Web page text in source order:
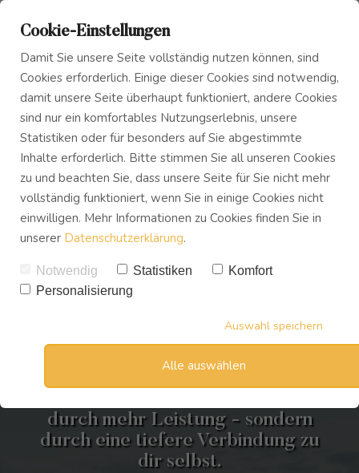
Das Innere Kind
Innerer Frieden
Blog
Podcast
Buch
Download
Finde zurück zu dir selbst.
durch mehr Leistung - sondern
durch eine tiefere Verbindung zu
dir selbst.
Cookie-Einstellungen
Damit Sie unsere Seite vollständig nutzen können, sind
Cookies erforderlich. Einige dieser Cookies sind notwendig,
damit unsere Seite überhaupt funktioniert, andere Cookies
sind nur ein komfortables Nutzungserlebnis, unsere
Statistiken oder für besonders auf Sie abgestimmte
Inhalte erforderlich. Bitte stimmen Sie all unseren Cookies
zu und beachten Sie, dass unsere Seite für Sie nicht mehr
vollständig funktioniert, wenn Sie in einige Cookies nicht
einwilligen. Mehr Informationen zu Cookies finden Sie in
unserer Datenschutzerklärung.
Notwendig Statistiken
Komfort
Personalisierung
Auswahl speichern
Alle auswählen